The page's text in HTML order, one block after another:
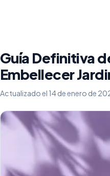
Guía Definitiva
Embellecer
Actualizado el 14 de enero de